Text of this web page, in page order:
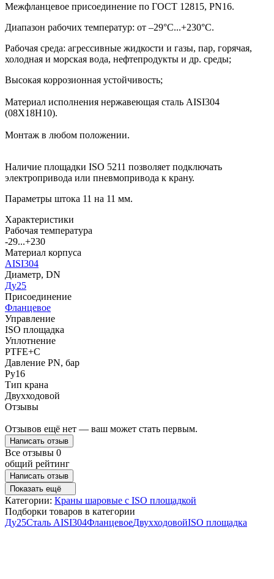
Межфланцевое присоединение по ГОСТ 12815, PN16.
Диапазон рабочих температур: от –29°C...+230°C.
Рабочая среда: агрессивные жидкости и газы, пар, горячая,
холодная и морская вода, нефтепродукты и др. среды;
Высокая коррозионная устойчивость;
Материал исполнения нержавеющая сталь AISI304
(08Х18Н10).
Монтаж в любом положении.
Наличие площадки ISO 5211 позволяет подключать
электропривода или пневмопривода к крану.
Параметры штока 11 на 11 мм.
Характеристики
Рабочая температура
-29...+230
Материал корпуса
AISI304
Диаметр, DN
Ду25
Присоединение
Фланцевое
Управление
ISO площадка
Уплотнение
PTFE+C
Давление PN, бар
Ру16
Тип крана
Двухходовой
Отзывы
Отзывов ещё нет — ваш может стать первым.
Написать отзыв
Все отзывы 0
общий рейтинг
Написать отзыв
Показать ещё
Категории: Краны шаровые с ISO площадкой
Подборки товаров в категории
Ду25Сталь AISI304ФланцевоеДвухходовойISO площадка